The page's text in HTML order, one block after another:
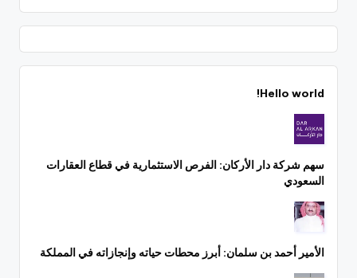
Hello world!
سهم شركة دار الأركان: الفرص الاستثمارية في قطاع العقارات
السعودي
الأمير أحمد بن سلمان: أبرز محطات حياته وإنجازاته في المملكة